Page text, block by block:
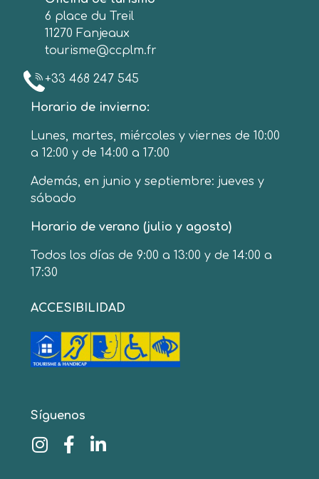
6 place du Treil
11270 Fanjeaux
tourisme@ccplm.fr
+33 468 247 545
Horario de invierno:
Lunes, martes, miércoles y viernes de 10:00
a 12:00 y de 14:00 a 17:00
Además, en junio y septiembre: jueves y
sábado
Horario de verano (julio y agosto)
Todos los días de 9:00 a 13:00 y de 14:00 a
17:30
ACCESIBILIDAD
Síguenos